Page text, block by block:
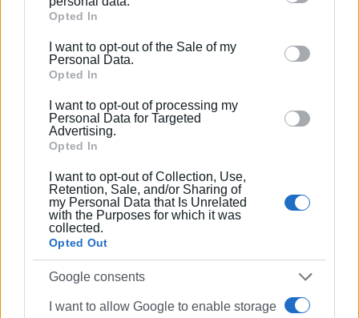
Google services and may gather and store information
behaviour. You may click to grant or deny consent to
Google and its third-party tags to use your data for
section.
Opted In
I want to opt-out of the Sale of my
Personal Data.
Opted In
I want to opt-out of processing my
Personal Data for Targeted
Advertising.
Opted In
I want to opt-out of Collection, Use,
Retention, Sale, and/or Sharing of
my Personal Data that Is Unrelated
with the Purposes for which it was
collected.
Opted Out
Google consents
I want to allow Google to enable storage
Ακολουθήστε το enimerosi στο